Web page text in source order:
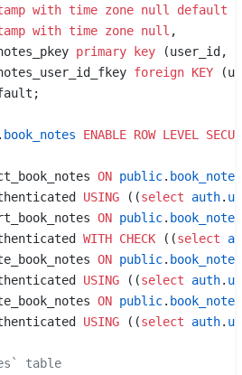
with time zone null default
with time zone null ,
primary key (user_id,
foreign KEY
. book_notes ENABLE ROW LEVEL
ON public. book_notes
USING ((select auth.
ON public. book_notes
WITH CHECK ((select
ON public. book_notes
USING ((select auth.
ON public. book_notes
USING ((select auth.
table